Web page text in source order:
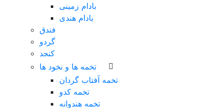
بادام زمینی
بادام هندی
فندق
گردو
کنجد
تخمه ها و نخود ها
تخمه آفتاب گردان
تخمه کدو
تخمه هندوانه